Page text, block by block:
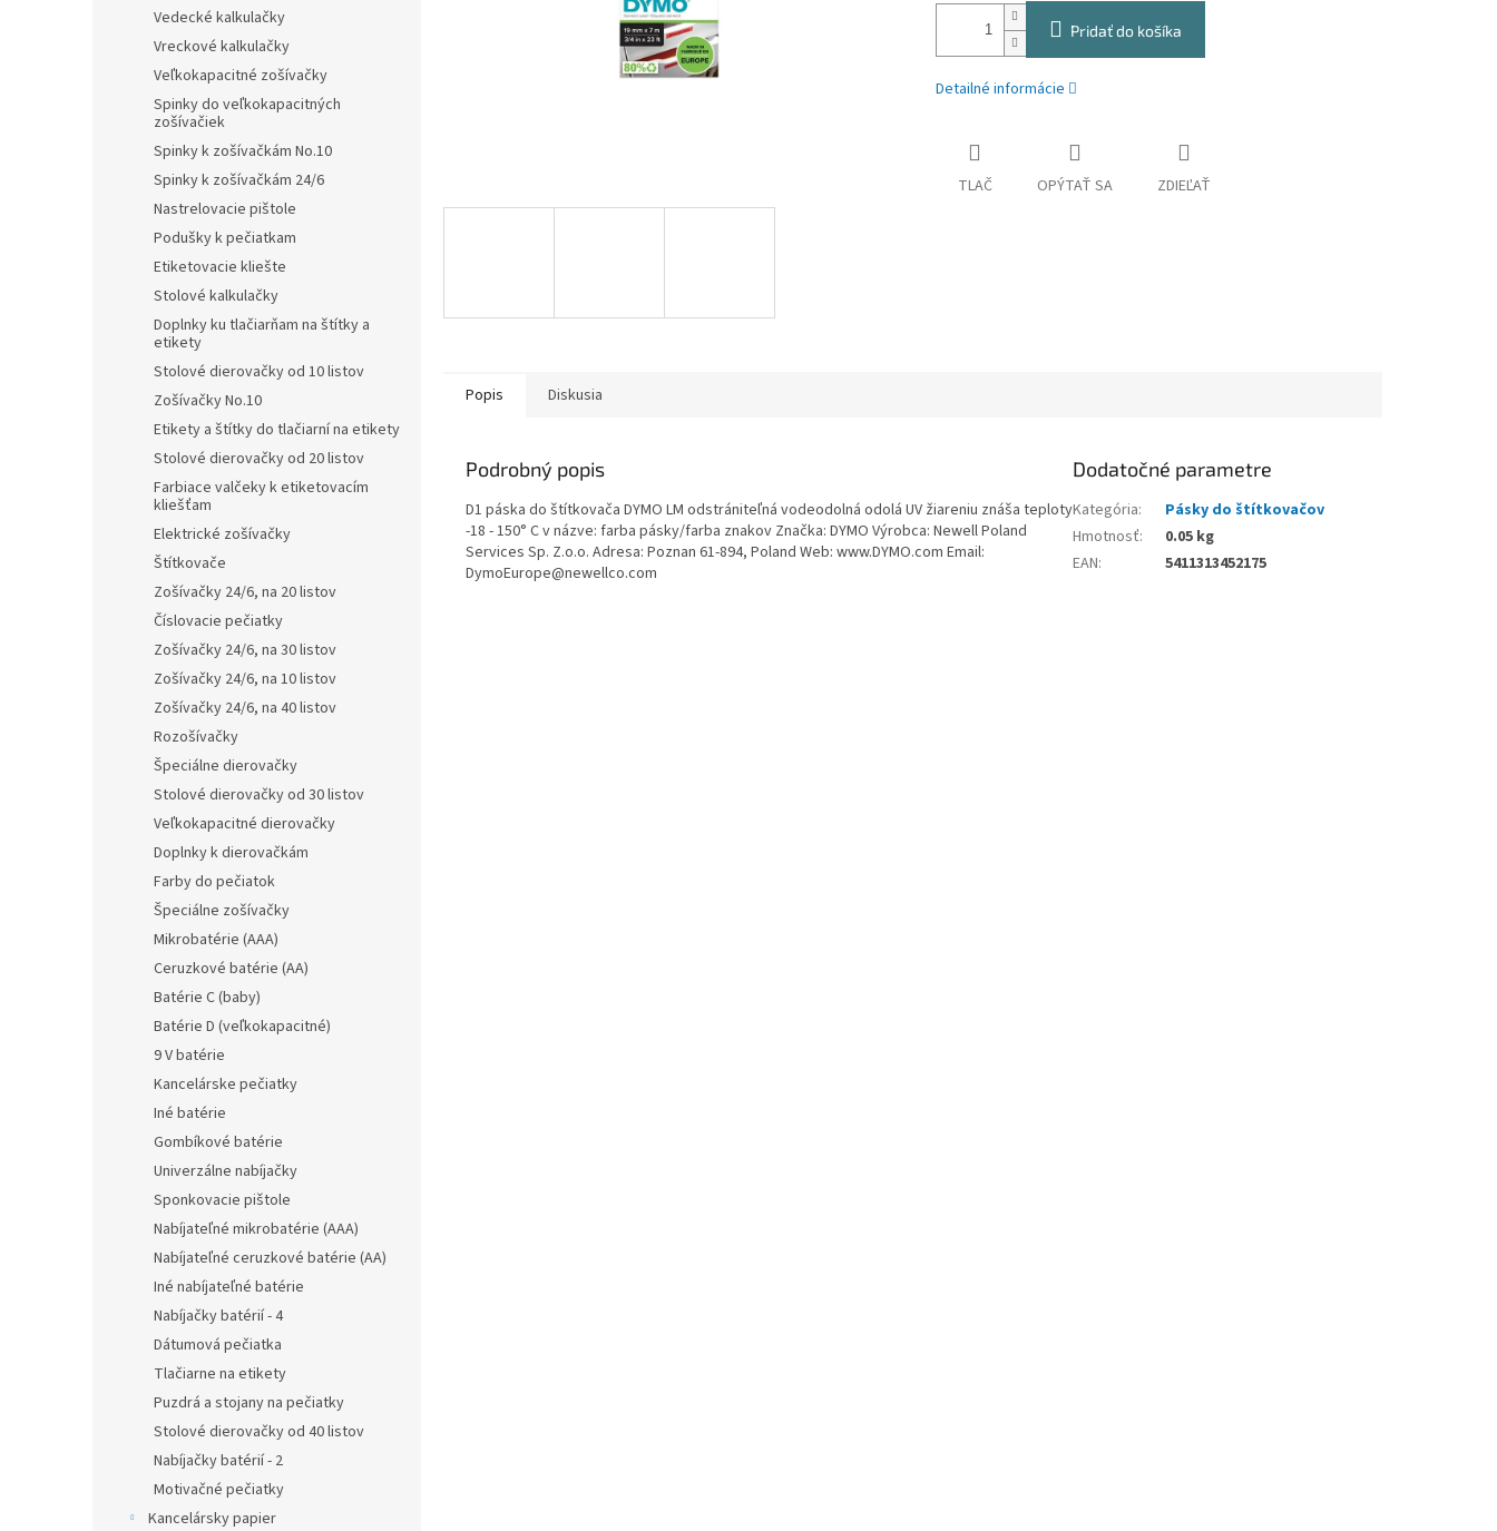
Vedecké kalkulačky
Vreckové kalkulačky
Veľkokapacitné zošívačky
Spinky do veľkokapacitných
zošívačiek
Spinky k zošívačkám No.10
Spinky k zošívačkám 24/6
Nastrelovacie pištole
Podušky k pečiatkam
Etiketovacie kliešte
Stolové kalkulačky
Doplnky ku tlačiarňam na štítky a
etikety
Stolové dierovačky od 10 listov
Zošívačky No.10
Etikety a štítky do tlačiarní na etikety
Stolové dierovačky od 20 listov
Farbiace valčeky k etiketovacím
kliešťam
Elektrické zošívačky
Štítkovače
Zošívačky 24/6, na 20 listov
Číslovacie pečiatky
Zošívačky 24/6, na 30 listov
Zošívačky 24/6, na 10 listov
Zošívačky 24/6, na 40 listov
Rozošívačky
Špeciálne dierovačky
Stolové dierovačky od 30 listov
Veľkokapacitné dierovačky
Doplnky k dierovačkám
Farby do pečiatok
Špeciálne zošívačky
Mikrobatérie (AAA)
Ceruzkové batérie (AA)
Batérie C (baby)
Batérie D (veľkokapacitné)
9 V batérie
Kancelárske pečiatky
Iné batérie
Gombíkové batérie
Univerzálne nabíjačky
Sponkovacie pištole
Nabíjateľné mikrobatérie (AAA)
Nabíjateľné ceruzkové batérie (AA)
Iné nabíjateľné batérie
Nabíjačky batérií - 4
Dátumová pečiatka
Tlačiarne na etikety
Puzdrá a stojany na pečiatky
Stolové dierovačky od 40 listov
Nabíjačky batérií - 2
Motivačné pečiatky
Kancelársky papier
Pridať do košíka
Detailné informácie
TLAČ OPÝTAŤ SA ZDIEĽAŤ
Popis Diskusia
Podrobný popis
D1 páska do štítkovača DYMO LM odstrániteľná vodeodolná odolá UV žiareniu znáša teploty
-18 - 150° C v názve: farba pásky/farba znakov Značka: DYMO Výrobca: Newell Poland
Services Sp. Z.o.o. Adresa: Poznan 61-894, Poland Web: www.DYMO.com Email:
DymoEurope@newellco.com
Dodatočné parametre
Kategória:
Pásky do štítkovačov
Hmotnosť:
0.05 kg
EAN: 5411313452175